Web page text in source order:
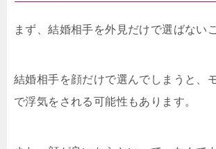
まず、結婚相手を外見だけで選ばない
結婚相手を顔だけで選んでしまうと、
で浮気をされる可能性もあります。